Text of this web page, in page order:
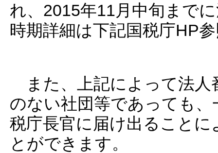
れ、2015年11月中旬まで
時期詳細は下記国税庁HP
また、上記によって法人
のない社団等であっても
税庁長官に届け出ること
とができます。